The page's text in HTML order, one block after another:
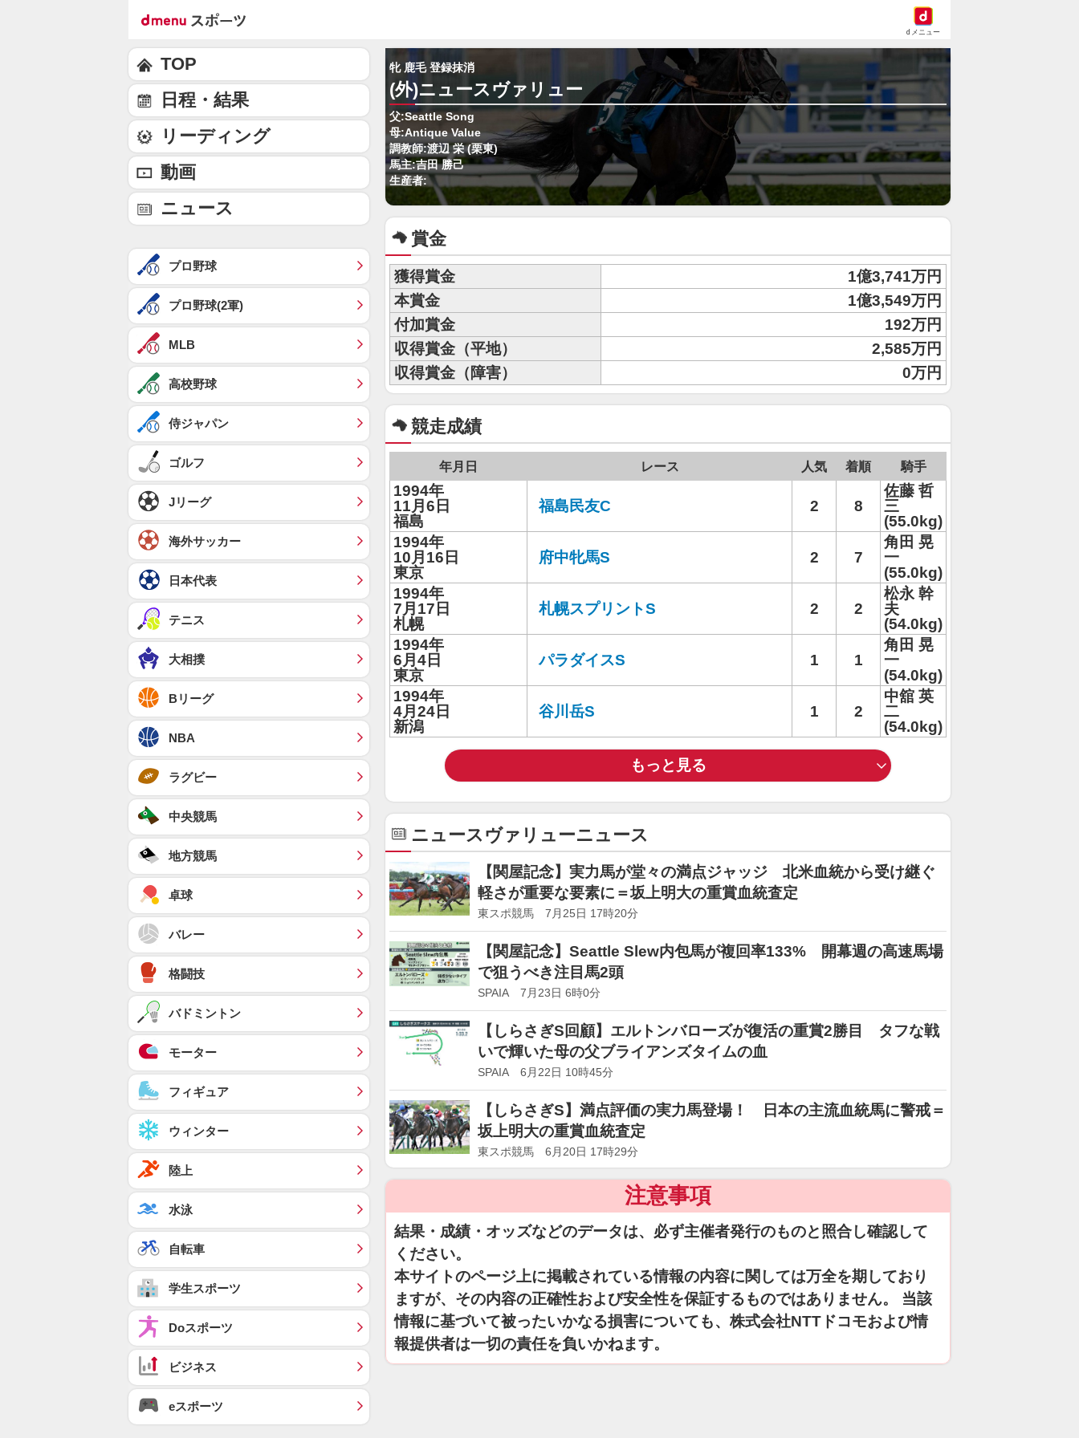
dメニュー
牝 鹿毛 登録抹消
(外)ニュースヴァリュー
父:Seattle Song
母:Antique Value
調教師:渡辺 栄 (栗東)
馬主:吉田 勝己
生産者:
賞金
獲得賞金
1億3,741万円
本賞金
1億3,549万円
付加賞金
192万円
収得賞金（平地）
2,585万円
収得賞金（障害）
0万円
競走成績
年月日 レース 人気 着順 騎手
1994年
11月6日
福島
福島民友C 2 8
佐藤 哲
三
(55.0kg)
1994年
10月16日
東京
府中牝馬S 2 7
角田 晃
一
(55.0kg)
1994年
7月17日
札幌
札幌スプリントS 2 2
松永 幹
夫
(54.0kg)
1994年
6月4日
東京
パラダイスS 1 1
角田 晃
一
(54.0kg)
1994年
4月24日
新潟
谷川岳S 1 2
中舘 英
二
(54.0kg)
もっと見る
ニュースヴァリューニュース
【関屋記念】実力馬が堂々の満点ジャッジ 北米血統から受け継ぐ
軽さが重要な要素に＝坂上明大の重賞血統査定
東スポ競馬 7月25日 17時20分
【関屋記念】Seattle Slew内包馬が複回率133% 開幕週の高速馬場
で狙うべき注目馬2頭
SPAIA 7月23日 6時0分
【しらさぎS回顧】エルトンバローズが復活の重賞2勝目 タフな戦
いで輝いた母の父ブライアンズタイムの血
SPAIA 6月22日 10時45分
【しらさぎS】満点評価の実力馬登場！ 日本の主流血統馬に警戒＝
坂上明大の重賞血統査定
東スポ競馬 6月20日 17時29分
注意事項
結果・成績・オッズなどのデータは、必ず主催者発行のものと照合し確認して
ください。
本サイトのページ上に掲載されている情報の内容に関しては万全を期しており
ますが、その内容の正確性および安全性を保証するものではありません。 当該
情報に基づいて被ったいかなる損害についても、株式会社NTTドコモおよび情
報提供者は一切の責任を負いかねます。
TOP
日程・結果
リーディング
動画
ニュース
プロ野球
プロ野球(2軍)
MLB
高校野球
侍ジャパン
ゴルフ
Jリーグ
海外サッカー
日本代表
テニス
大相撲
Bリーグ
NBA
ラグビー
中央競馬
地方競馬
卓球
バレー
格闘技
バドミントン
モーター
フィギュア
ウィンター
陸上
水泳
自転車
学生スポーツ
Doスポーツ
ビジネス
eスポーツ